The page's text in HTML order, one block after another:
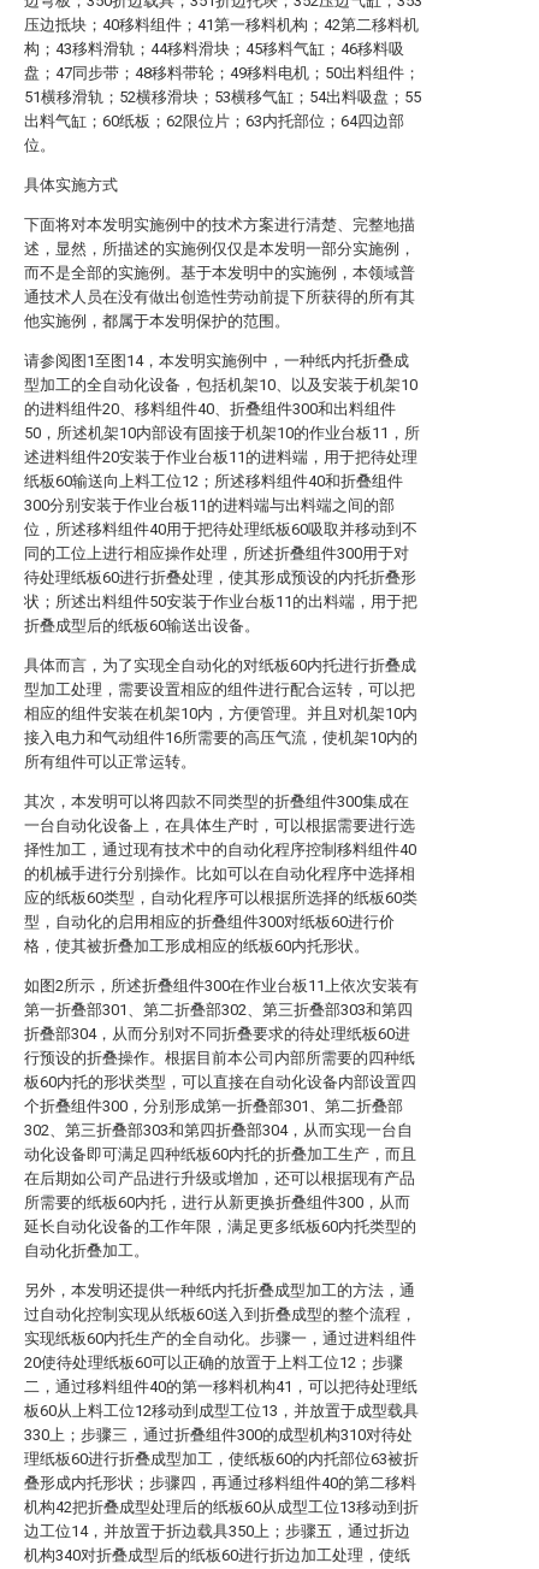
压边抵块；40移料组件；41第一移料机构；42第二移料机
构；43移料滑轨；44移料滑块；45移料气缸；46移料吸
盘；47同步带；48移料带轮；49移料电机；50出料组件；
51横移滑轨；52横移滑块；53横移气缸；54出料吸盘；55
出料气缸；60纸板；62限位片；63内托部位；64四边部
位。
具体实施方式
下面将对本发明实施例中的技术方案进行清楚、完整地描
述，显然，所描述的实施例仅仅是本发明一部分实施例，
而不是全部的实施例。基于本发明中的实施例，本领域普
通技术人员在没有做出创造性劳动前提下所获得的所有其
他实施例，都属于本发明保护的范围。
请参阅图1至图14，本发明实施例中，一种纸内托折叠成
型加工的全自动化设备，包括机架10、以及安装于机架10
的进料组件20、移料组件40、折叠组件300和出料组件
50，所述机架10内部设有固接于机架10的作业台板11，所
述进料组件20安装于作业台板11的进料端，用于把待处理
纸板60输送向上料工位12；所述移料组件40和折叠组件
300分别安装于作业台板11的进料端与出料端之间的部
位，所述移料组件40用于把待处理纸板60吸取并移动到不
同的工位上进行相应操作处理，所述折叠组件300用于对
待处理纸板60进行折叠处理，使其形成预设的内托折叠形
状；所述出料组件50安装于作业台板11的出料端，用于把
折叠成型后的纸板60输送出设备。
具体而言，为了实现全自动化的对纸板60内托进行折叠成
型加工处理，需要设置相应的组件进行配合运转，可以把
相应的组件安装在机架10内，方便管理。并且对机架10内
接入电力和气动组件16所需要的高压气流，使机架10内的
所有组件可以正常运转。
其次，本发明可以将四款不同类型的折叠组件300集成在
一台自动化设备上，在具体生产时，可以根据需要进行选
择性加工，通过现有技术中的自动化程序控制移料组件40
的机械手进行分别操作。比如可以在自动化程序中选择相
应的纸板60类型，自动化程序可以根据所选择的纸板60类
型，自动化的启用相应的折叠组件300对纸板60进行价
格，使其被折叠加工形成相应的纸板60内托形状。
如图2所示，所述折叠组件300在作业台板11上依次安装有
第一折叠部301、第二折叠部302、第三折叠部303和第四
折叠部304，从而分别对不同折叠要求的待处理纸板60进
行预设的折叠操作。根据目前本公司内部所需要的四种纸
板60内托的形状类型，可以直接在自动化设备内部设置四
个折叠组件300，分别形成第一折叠部301、第二折叠部
302、第三折叠部303和第四折叠部304，从而实现一台自
动化设备即可满足四种纸板60内托的折叠加工生产，而且
在后期如公司产品进行升级或增加，还可以根据现有产品
所需要的纸板60内托，进行从新更换折叠组件300，从而
延长自动化设备的工作年限，满足更多纸板60内托类型的
自动化折叠加工。
另外，本发明还提供一种纸内托折叠成型加工的方法，通
过自动化控制实现从纸板60送入到折叠成型的整个流程，
实现纸板60内托生产的全自动化。步骤一，通过进料组件
20使待处理纸板60可以正确的放置于上料工位12；步骤
二，通过移料组件40的第一移料机构41，可以把待处理纸
板60从上料工位12移动到成型工位13，并放置于成型载具
330上；步骤三，通过折叠组件300的成型机构310对待处
理纸板60进行折叠成型加工，使纸板60的内托部位63被折
叠形成内托形状；步骤四，再通过移料组件40的第二移料
机构42把折叠成型处理后的纸板60从成型工位13移动到折
边工位14，并放置于折边载具350上；步骤五，通过折边
机构340对折叠成型后的纸板60进行折边加工处理，使纸